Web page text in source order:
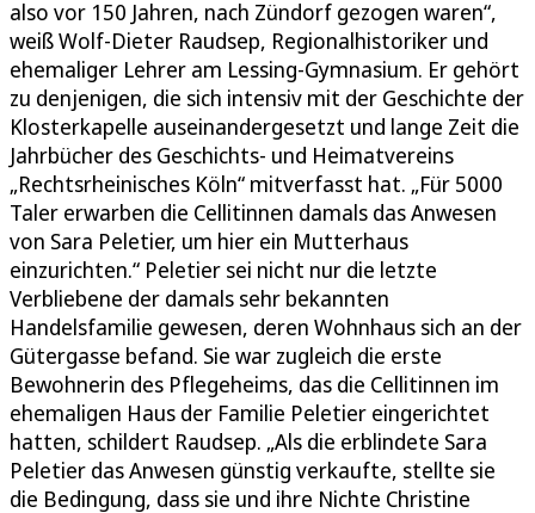
also vor 150 Jahren, nach Zündorf gezogen waren“,
weiß Wolf-Dieter Raudsep, Regionalhistoriker und
ehemaliger Lehrer am Lessing-Gymnasium. Er gehört
zu denjenigen, die sich intensiv mit der Geschichte der
Klosterkapelle auseinandergesetzt und lange Zeit die
Jahrbücher des Geschichts- und Heimatvereins
„Rechtsrheinisches Köln“ mitverfasst hat. „Für 5000
Taler erwarben die Cellitinnen damals das Anwesen
von Sara Peletier, um hier ein Mutterhaus
einzurichten.“ Peletier sei nicht nur die letzte
Verbliebene der damals sehr bekannten
Handelsfamilie gewesen, deren Wohnhaus sich an der
Gütergasse befand. Sie war zugleich die erste
Bewohnerin des Pflegeheims, das die Cellitinnen im
ehemaligen Haus der Familie Peletier eingerichtet
hatten, schildert Raudsep. „Als die erblindete Sara
Peletier das Anwesen günstig verkaufte, stellte sie
die Bedingung, dass sie und ihre Nichte Christine